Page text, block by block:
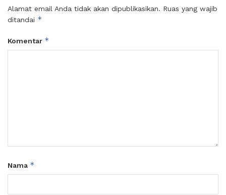
Alamat email Anda tidak akan dipublikasikan. Ruas yang wajib
ditandai *
Komentar *
Nama *